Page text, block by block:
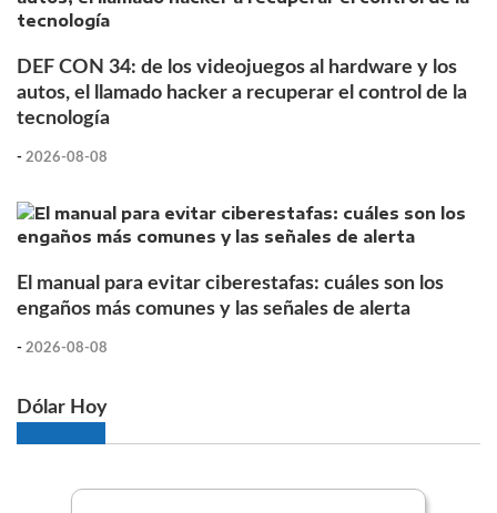
DEF CON 34: de los videojuegos al hardware y los
autos, el llamado hacker a recuperar el control de la
tecnología
- 2026-08-08
El manual para evitar ciberestafas: cuáles son los
engaños más comunes y las señales de alerta
- 2026-08-08
Dólar Hoy